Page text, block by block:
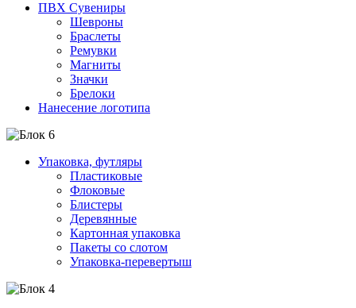
ПВХ Сувениры
Шевроны
Браслеты
Ремувки
Магниты
Значки
Брелоки
Нанесение логотипа
Упаковка, футляры
Пластиковые
Флоковые
Блистеры
Деревянные
Картонная упаковка
Пакеты со слотом
Упаковка-перевертыш